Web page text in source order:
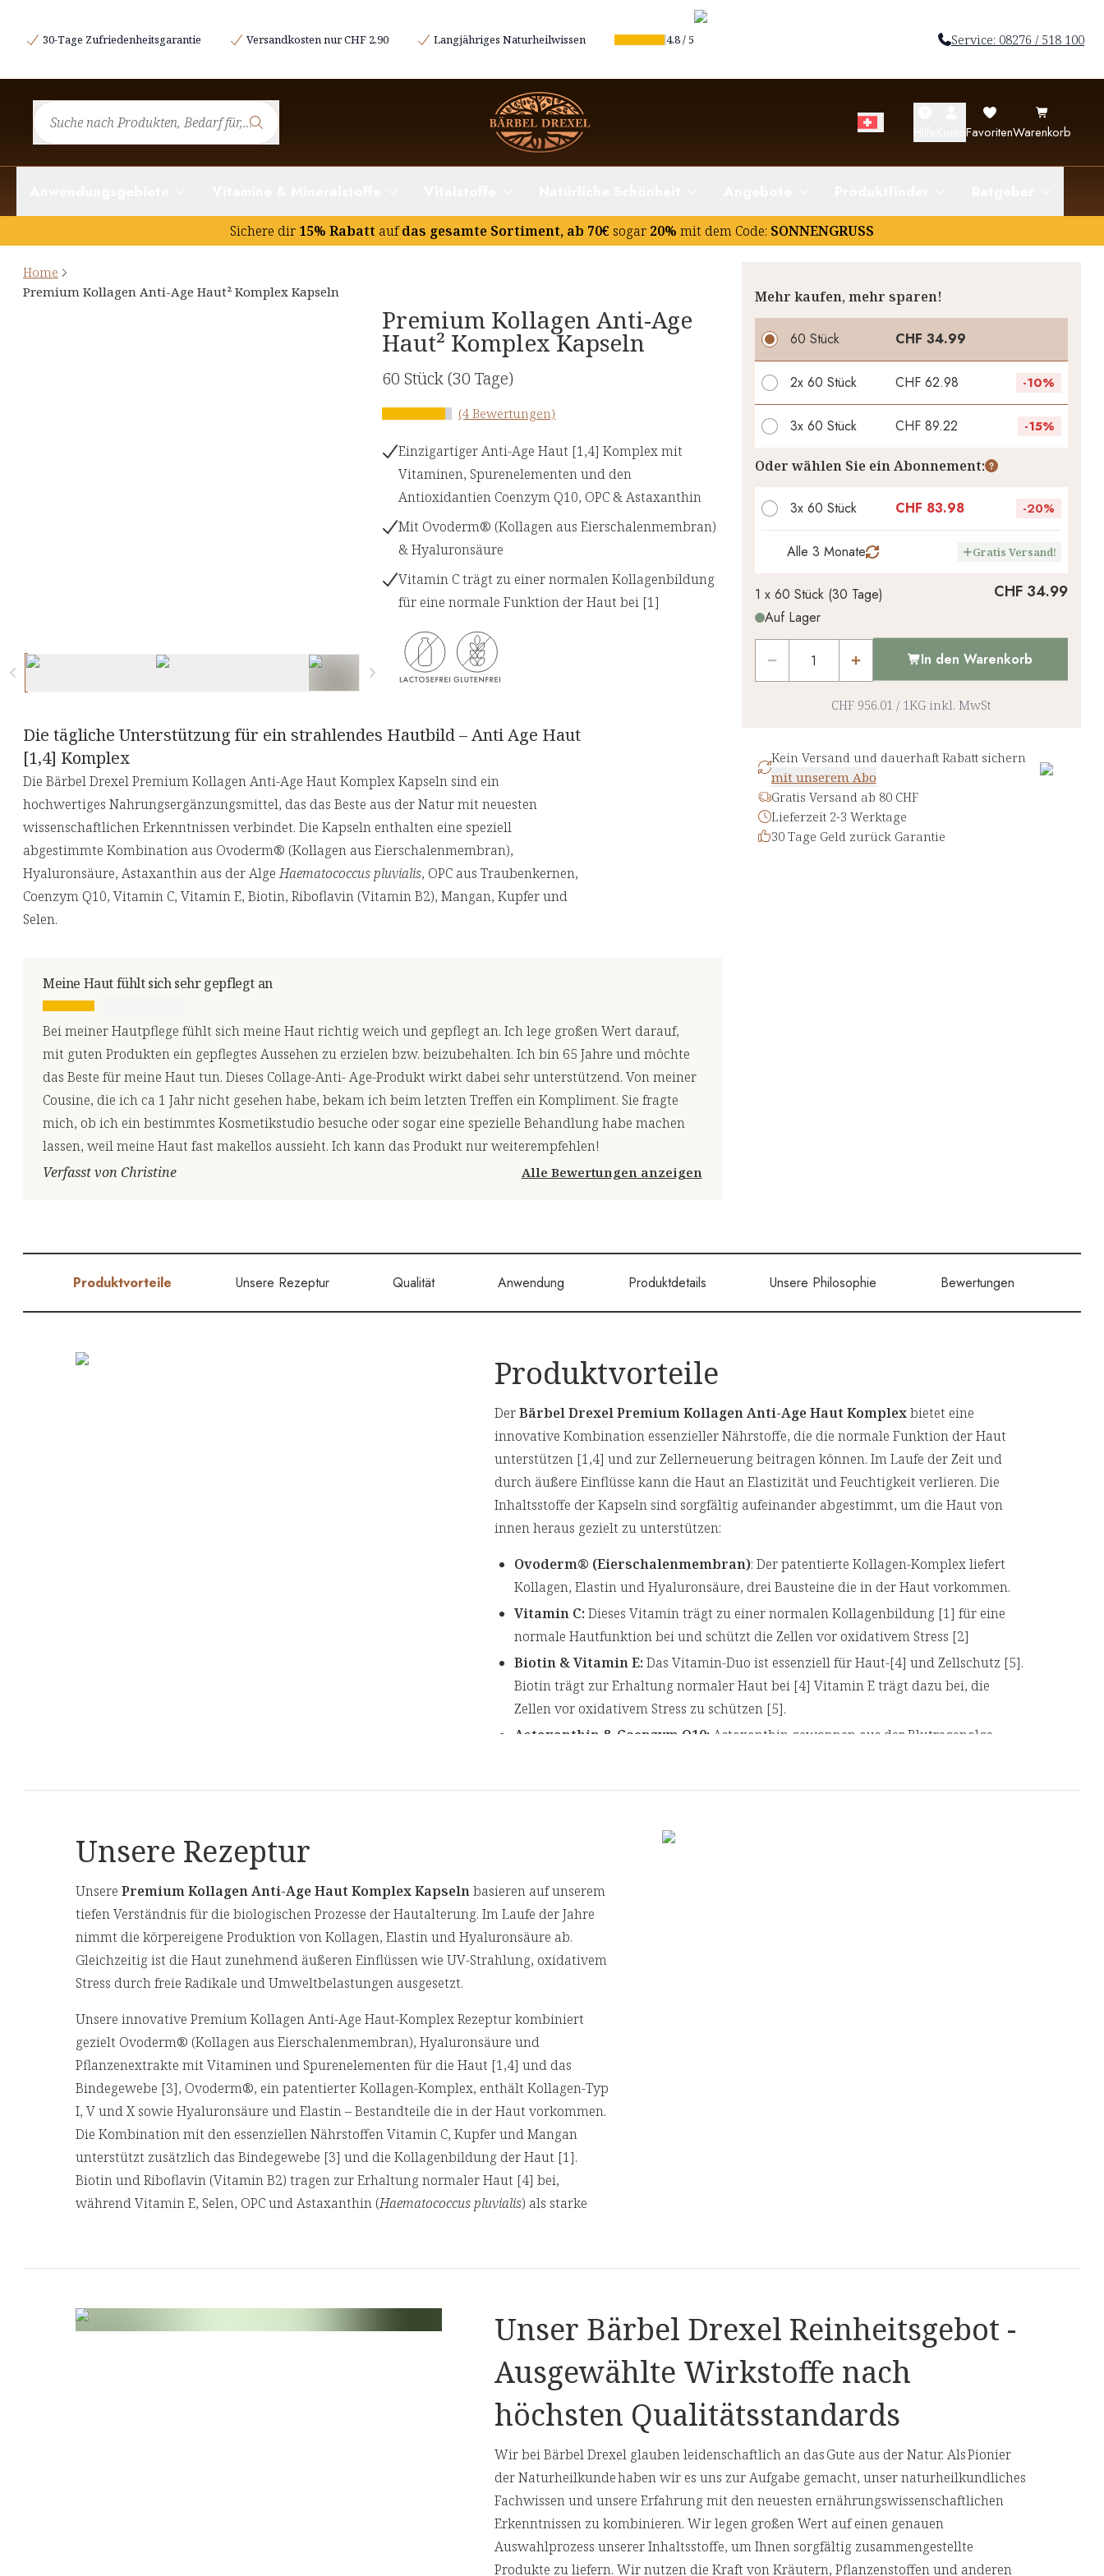
30-Tage Zufriedenheitsgarantie Versandkosten nur CHF 2,90 Langjähriges Naturheilwissen 4.8/5 Service: 08276 / 518 100
FavoritenWarenkorb
Sichere dir 15% Rabatt aufdas gesamte Sortiment, ab 70€ sogar 20% mit dem Code: SONNENGRUSS
Home
Premium Kollagen Anti-Age Haut² Komplex​ Kapseln
Premium Kollagen Anti-Age
Haut² Komplex​ Kapseln
60 Stück(30 Tage)
(4 Bewertungen)
Einzigartiger Anti-Age Haut [1,4] Komplex mit
Vitaminen, Spurenelementen und den
Antioxidantien Coenzym Q10, OPC & Astaxanthin
Mit Ovoderm® (Kollagen aus Eierschalenmembran)
& Hyaluronsäure
Vitamin C trägt zu einer normalen Kollagenbildung
für eine normale Funktion der Haut bei [1]
Mehr kaufen, mehr sparen!
60 Stück CHF 34.99
2x 60 Stück CHF 62.98 -10%
3x 60 Stück CHF 89.22 -15%
Ihr persönlicher Rabatt
1 CHF 0.00
Oder wählen Sie ein Abonnement:
3x 60 Stück CHF 83.98 -20%
Alle 3 Monate Gratis Versand!
1 x 60 Stück (30 Tage)
Auf Lager
CHF 34.99
In den Warenkorb
CHF 956.01 / 1KG inkl. MwSt
Kein Versand und dauerhaft Rabatt sichern
mit unserem Abo
Gratis Versand ab 80 CHF
Lieferzeit 2-3 Werktage
30 Tage Geld zurück Garantie
Die tägliche Unterstützung für ein strahlendes Hautbild – Anti Age Haut
[1,4] Komplex
Die Bärbel Drexel Premium Kollagen Anti-Age Haut Komplex Kapseln sind ein
hochwertiges Nahrungsergänzungsmittel, das das Beste aus der Natur mit neuesten
wissenschaftlichen Erkenntnissen verbindet. Die Kapseln enthalten eine speziell
abgestimmte Kombination aus Ovoderm® (Kollagen aus Eierschalenmembran),
Hyaluronsäure, Astaxanthin aus der AlgeHaematococcus pluvialis, OPC aus Traubenkernen,
Coenzym Q10, Vitamin C, Vitamin E, Biotin, Riboflavin (Vitamin B2), Mangan, Kupfer und
Selen.
Meine Haut fühlt sich sehr gepflegt an
Bei meiner Hautpflege fühlt sich meine Haut richtig weich und gepflegt an. Ich lege großen Wert darauf,
mit guten Produkten ein gepflegtes Aussehen zu erzielen bzw. beizubehalten. Ich bin 65 Jahre und möchte
das Beste für meine Haut tun. Dieses Collage-Anti- Age-Produkt wirkt dabei sehr unterstützend. Von meiner
Cousine, die ich ca 1 Jahr nicht gesehen habe, bekam ich beim letzten Treffen ein Kompliment. Sie fragte
mich, ob ich ein bestimmtes Kosmetikstudio besuche oder sogar eine spezielle Behandlung habe machen
lassen, weil meine Haut fast makellos aussieht. Ich kann das Produkt nur weiterempfehlen!
Verfasst von Christine
Alle Bewertungen anzeigen
Produktvorteile Unsere Rezeptur Qualität Anwendung Produktdetails Unsere Philosophie Bewertungen
Produktvorteile
DerBärbel Drexel Premium Kollagen Anti-Age Haut Komplexbietet eine
innovative Kombination essenzieller Nährstoffe, die die normale Funktion der Haut
unterstützen [1,4] und zur Zellerneuerung beitragen können. Im Laufe der Zeit und
durch äußere Einflüsse kann die Haut an Elastizität und Feuchtigkeit verlieren. Die
Inhaltsstoffe der Kapseln sind sorgfältig aufeinander abgestimmt, um die Haut von
innen heraus gezielt zu unterstützen:
Ovoderm® (Eierschalenmembran): Der patentierte Kollagen-Komplex liefert
Kollagen, Elastin und Hyaluronsäure, drei Bausteine die in der Haut vorkommen.
Vitamin C: Dieses Vitamin trägt zu einer normalen Kollagenbildung [1] für eine
normale Hautfunktion bei und schützt die Zellen vor oxidativem Stress [2]
Biotin & Vitamin E: Das Vitamin-Duo ist essenziell für Haut-[4] und Zellschutz [5].
Biotin trägt zur Erhaltung normaler Haut bei [4] Vitamin E trägt dazu bei, die
Zellen vor oxidativem Stress zu schützen [5].
Astaxanthin & Coenzym Q10: Astaxanthin gewonnen aus der Blutregenalge
Unsere Rezeptur
Unsere Premium Kollagen Anti-Age Haut Komplex Kapselnbasieren auf unserem
tiefen Verständnis für die biologischen Prozesse der Hautalterung. Im Laufe der Jahre
nimmt die körpereigene Produktion von Kollagen, Elastin und Hyaluronsäure ab.
Gleichzeitig ist die Haut zunehmend äußeren Einflüssen wie UV-Strahlung, oxidativem
Stress durch freie Radikale und Umweltbelastungen ausgesetzt.
Unsere innovative Premium Kollagen Anti-Age Haut-Komplex Rezeptur kombiniert
gezielt Ovoderm® (Kollagen aus Eierschalenmembran), Hyaluronsäure und
Pflanzenextrakte mit Vitaminen und Spurenelementen für die Haut [1,4] und das
Bindegewebe [3], Ovoderm®, ein patentierter Kollagen-Komplex, enthält Kollagen-Typ
I, V und X sowie Hyaluronsäure und Elastin – Bestandteile die in der Haut vorkommen.
Die Kombination mit den essenziellen Nährstoffen Vitamin C, Kupfer und Mangan
unterstützt zusätzlich das Bindegewebe [3] und die Kollagenbildung der Haut [1].
Biotin und Riboflavin (Vitamin B2) tragen zur Erhaltung normaler Haut [4] bei,
während Vitamin E, Selen, OPC und Astaxanthin (Haematococcus pluvialis) als starke
modernster Forschung, um eine effektive Unterstützung für die Haut von innen heraus
Unsere Premium Kollagen Anti-Age Haut Komplex Kapseln werden
[1] Vitamin C trägt zu einer normalen Kollagenbildung für eine normale Funktion der
[2] Vitamin C trägt dazu bei, die Zellen vor oxidativem Stress zu schützen.
[3] Kupfer trägt zur Erhaltung von normalem Bindegewebe bei. Mangan trägt zu einer
[4] Biotin trägt zur Erhaltung normaler Haut bei. Riboflavin trägt zur Erhaltung
Unser Bärbel Drexel Reinheitsgebot -
Ausgewählte Wirkstoffe nach
höchsten Qualitätsstandards
Wir bei Bärbel Drexel glauben leidenschaftlich an das Gute aus der Natur. Als Pionier
der Naturheilkunde haben wir es uns zur Aufgabe gemacht, unser naturheilkundliches
Fachwissen und unsere Erfahrung mit den neuesten ernährungswissenschaftlichen
Erkenntnissen zu kombinieren. Wir legen großen Wert auf einen genauen
Auswahlprozess unserer Inhaltsstoffe, um Ihnen sorgfältig zusammengestellte
Produkte zu liefern. Wir nutzen die Kraft von Kräutern, Pflanzenstoffen und anderen